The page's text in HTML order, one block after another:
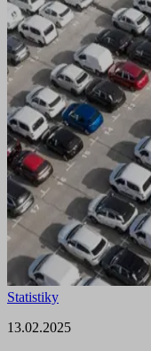
Statistiky
13.02.2025